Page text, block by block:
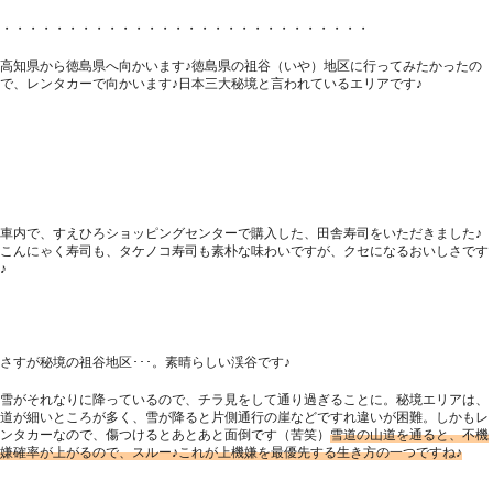
・・・・・・・・・・・・・・・・・・・・・・・・・・・・
高知県から徳島県へ向かいます♪徳島県の祖谷（いや）地区に行ってみたかったの
で、レンタカーで向かいます♪日本三大秘境と言われているエリアです♪
車内で、すえひろショッピングセンターで購入した、田舎寿司をいただきました♪
こんにゃく寿司も、タケノコ寿司も素朴な味わいですが、クセになるおいしさです
♪
さすが秘境の祖谷地区･･･。素晴らしい渓谷です♪
雪がそれなりに降っているので、チラ見をして通り過ぎることに。秘境エリアは、
道が細いところが多く、雪が降ると片側通行の崖などですれ違いが困難。しかもレ
ンタカーなので、傷つけるとあとあと面倒です（苦笑） 雪道の山道を通ると、不機
嫌確率が上がるので、スルー♪これが上機嫌を最優先する生き方の一つですね♪